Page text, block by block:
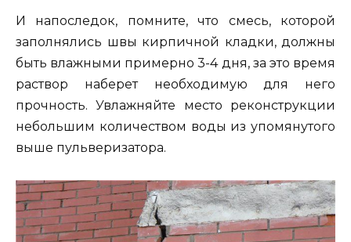
И напоследок, помните, что смесь, которой
заполнялись швы кирпичной кладки, должны
быть влажными примерно 3-4 дня, за это время
раствор наберет необходимую для него
прочность. Увлажняйте место реконструкции
небольшим количеством воды из упомянутого
выше пульверизатора.